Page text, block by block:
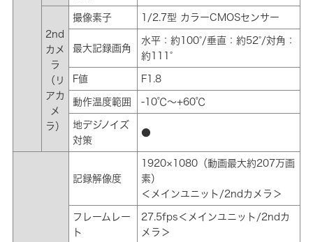
2nd
カメ
ラ
（リ
アカ
メ
ラ）
撮像素子 1/2.7型 カラーCMOSセンサー
最大記録画角
水平：約100°/垂直：約52°/対角：
約111°
F値 F1.8
動作温度範囲 -10℃～+60℃
地デジノイズ
対策
●
記録解像度
1920×1080（動画最大約207万画
素）
＜メインユニット/2ndカメラ＞
フレームレー
ト
27.5fps＜メインユニット/2ndカ
メラ＞